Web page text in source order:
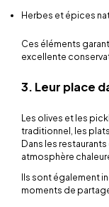
Herbes et épices
Ces éléments
excellente
3. Leur place
Les olives et les
traditionnel, les
Dans les
atmosphère
Ils sont également
moments de